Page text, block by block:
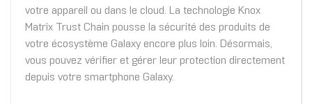
votre appareil ou dans le cloud. La technologie Knox
Matrix Trust Chain pousse la sécurité des produits de
votre écosystème Galaxy encore plus loin. Désormais,
vous pouvez vérifier et gérer leur protection directement
depuis votre smartphone Galaxy.